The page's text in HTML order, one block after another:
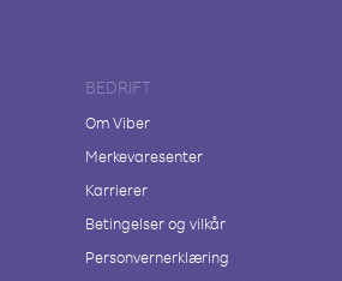
BEDRIFT
Om Viber
Merkevaresenter
Karrierer
Betingelser og vilkår
Personvernerklæring